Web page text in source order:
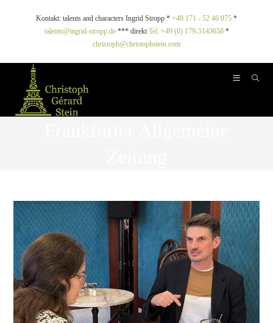
Kontakt: talents and characters Ingrid Stropp * +49 171 - 52 46 075 *
talents@ingrid-stropp.de*** direkt Tel: +49 (0) 179-5143658*
christoph@christophstein.com